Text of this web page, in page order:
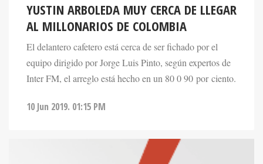
YUSTIN ARBOLEDA MUY CERCA DE LLEGAR
AL MILLONARIOS DE COLOMBIA
El delantero cafetero está cerca de ser fichado por el
equipo dirigido por Jorge Luis Pinto, según expertos de
Inter FM, el arreglo está hecho en un 80 0 90 por ciento.
10 Jun 2019. 01:15 PM